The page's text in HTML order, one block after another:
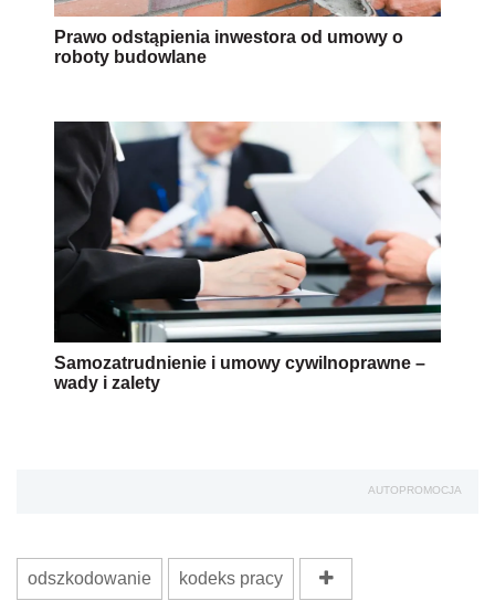
Prawo odstąpienia inwestora od umowy o
roboty budowlane
Samozatrudnienie i umowy cywilnoprawne –
wady i zalety
AUTOPROMOCJA
odszkodowanie kodeks pracy